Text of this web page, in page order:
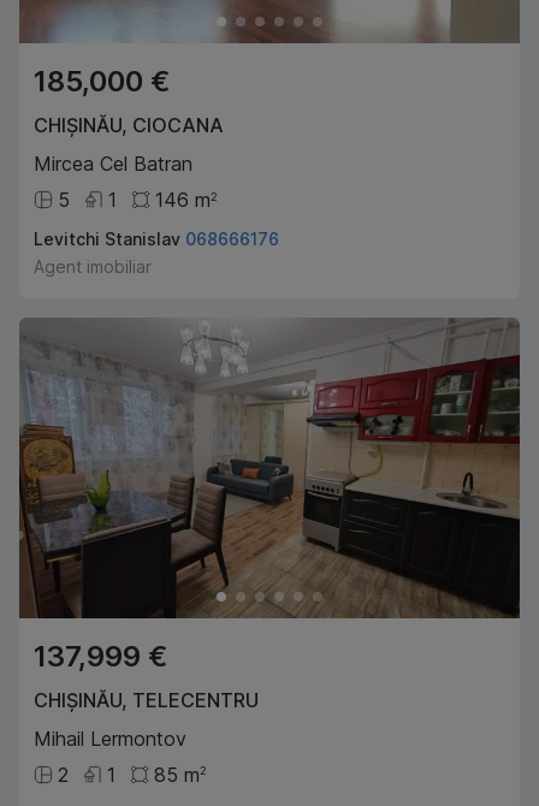
185,000 €
CHIȘINĂU, CIOCANA
Mircea Cel Batran
5
1 146 m2
Levitchi Stanislav 068666176
Agent imobiliar
137,999 €
CHIȘINĂU, TELECENTRU
Mihail Lermontov
2
1 85 m2